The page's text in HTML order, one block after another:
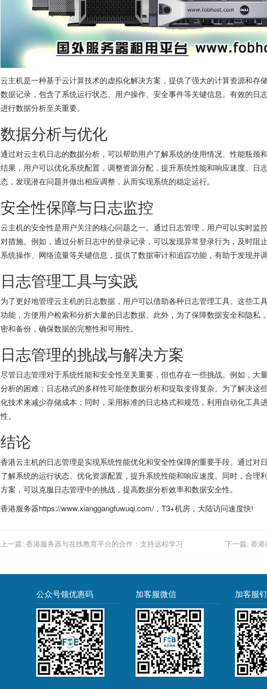
云主机是一种基于云计算技术的虚拟化解决方案，提供了强大的计算资源和存
数据记录，包含了系统运行状态、用户操作、安全事件等关键信息。有效的日
进行数据分析至关重要。
数据分析与优化
通过对云主机日志的数据分析，可以帮助用户了解系统的使用情况、性能瓶颈
结果，用户可以优化系统配置，调整资源分配，提升系统性能和响应速度。日
态，发现潜在问题并做出相应调整，从而实现系统的稳定运行。
安全性保障与日志监控
云主机的安全性是用户关注的核心问题之一。通过日志管理，用户可以实时监
对措施。例如，通过分析日志中的登录记录，可以发现异常登录行为，及时阻
系统操作、网络流量等关键信息，提供了数据审计和追踪功能，有助于发现并调
日志管理工具与实践
为了更好地管理云主机的日志数据，用户可以借助各种日志管理工具。这些工
功能，方便用户检索和分析大量的日志数据。此外，为了保障数据安全和隐私
密和备份，确保数据的完整性和可用性。
日志管理的挑战与解决方案
尽管日志管理对于系统性能和安全性至关重要，但也存在一些挑战。例如，大
分析的困难；日志格式的多样性可能使数据分析和提取变得复杂。为了解决这
化技术来减少存储成本；同时，采用标准的日志格式和规范，利用自动化工具
性。
结论
香港云主机的日志管理是实现系统性能优化和安全性保障的重要手段。通过对
了解系统的运行状态、优化资源配置，提升系统性能和响应速度。同时，合理
方案，可以克服日志管理中的挑战，提高数据分析效率和数据安全性。
香港服务器https://www.xianggangfuwuqi.com/，T3+机房，大陆访问速度快!
上一篇: 香港服务器与在线教育平台的合作：支持远程学习 下一篇: 香港
公众号领优惠码 加客服微信 加客服